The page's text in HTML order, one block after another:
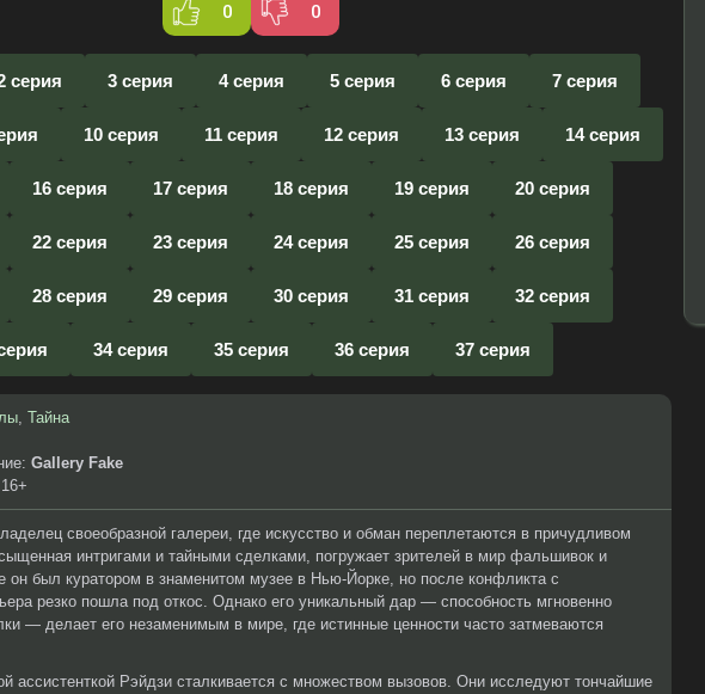
0 0
серия 3 серия 4 серия 5 серия 6 серия 7 серия
10 серия 11 серия 12 серия 13 серия 14 серия
16 серия 17 серия 18 серия 19 серия 20 серия
22 серия 23 серия 24 серия 25 серия 26 серия
28 серия 29 серия 30 серия 31 серия 32 серия
34 серия 35 серия 36 серия 37 серия
, Тайна
Gallery Fake
своеобразной галереи, где искусство и обман переплетаются в причудливом
интригами и тайными сделками, погружает зрителей в мир фальшивок и
он был куратором в знаменитом музее в Нью-Йорке, но после конфликта с
резко пошла под откос. Однако его уникальный дар — способность мгновенно
— делает его незаменимым в мире, где истинные ценности часто затмеваются
ассистенткой Рэйдзи сталкивается с множеством вызовов. Они исследуют тончайшие